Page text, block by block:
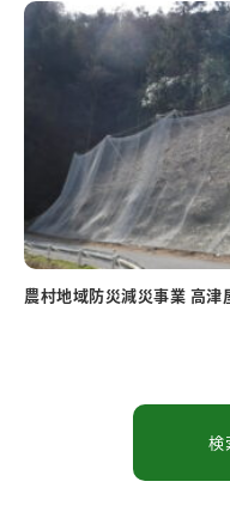
農村地域防災減災事業 高